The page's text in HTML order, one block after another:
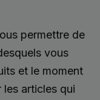
permettre de
vous
et le moment
articles qui